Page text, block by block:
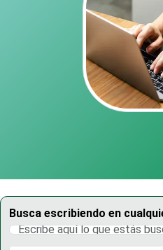
Busca escribiendo en